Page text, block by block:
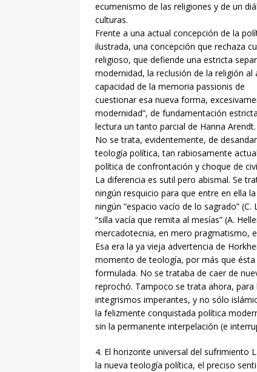
ecumenismo de las religiones y de un
culturas.
Frente a una actual concepción de la
ilustrada, una concepción que rechaza
religioso, que defiende una estricta
modernidad, la reclusión de la religión
capacidad de la memoria passionis de
cuestionar esa nueva forma,
modernidad”, de fundamentación
lectura un tanto parcial de Hanna Arendt.
No se trata, evidentemente, de
teología política, tan rabiosamente
política de confrontación y choque de
La diferencia es sutil pero abismal. Se
ningún resquicio para que entre en ella
ningún “espacio vacío de lo sagrado”
“silla vacía que remita al mesías” (A.
mercadotecnia, en mero pragmatismo,
Esa era la ya vieja advertencia de
momento de teología, por más que
formulada. No se trataba de caer de
reprochó. Tampoco se trata ahora,
integrismos imperantes, y no sólo
la felizmente conquistada política
sin la permanente interpelación (e
4. El horizonte universal del sufrimiento
la nueva teología política, el preciso